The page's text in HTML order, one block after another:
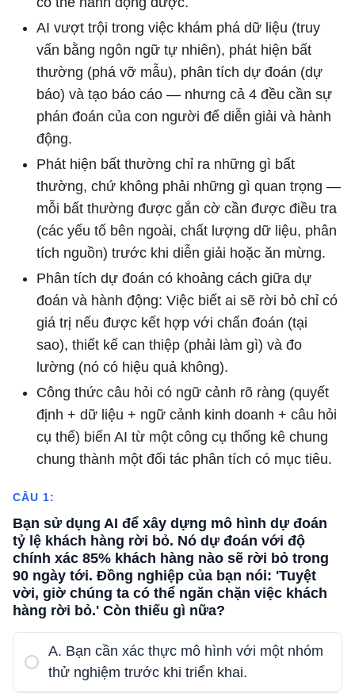
AI vượt trội trong việc khám phá dữ liệu (truy
vấn bằng ngôn ngữ tự nhiên), phát hiện bất
thường (phá vỡ mẫu), phân tích dự đoán (dự
báo) và tạo báo cáo — nhưng cả 4 đều cần sự
phán đoán của con người để diễn giải và hành
động.
Phát hiện bất thường chỉ ra những gì bất
thường, chứ không phải những gì quan trọng —
mỗi bất thường được gắn cờ cần được điều tra
(các yếu tố bên ngoài, chất lượng dữ liệu, phân
tích nguồn) trước khi diễn giải hoặc ăn mừng.
Phân tích dự đoán có khoảng cách giữa dự
đoán và hành động: Việc biết ai sẽ rời bỏ chỉ có
giá trị nếu được kết hợp với chẩn đoán (tại
sao), thiết kế can thiệp (phải làm gì) và đo
lường (nó có hiệu quả không).
Công thức câu hỏi có ngữ cảnh rõ ràng (quyết
định + dữ liệu + ngữ cảnh kinh doanh + câu hỏi
cụ thể) biến AI từ một công cụ thống kê chung
chung thành một đối tác phân tích có mục tiêu.
CÂU 1:
Bạn sử dụng AI để xây dựng mô hình dự đoán
tỷ lệ khách hàng rời bỏ. Nó dự đoán với độ
chính xác 85% khách hàng nào sẽ rời bỏ trong
90 ngày tới. Đồng nghiệp của bạn nói: 'Tuyệt
vời, giờ chúng ta có thể ngăn chặn việc khách
hàng rời bỏ.' Còn thiếu gì nữa?
A. Bạn cần xác thực mô hình với một nhóm
thử nghiệm trước khi triển khai.